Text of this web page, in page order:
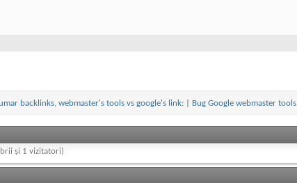
backlinks, webmaster's tools vs google's link: Bug Google webmaster tools
și 1 vizitatori)